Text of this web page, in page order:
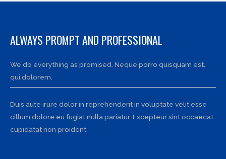
ALWAYS PROMPT AND PROFESSIONAL
We do everything as promised. Neque porro quisquam est,
qui dolorem.
Duis aute irure dolor in reprehenderit in voluptate velit esse
cillum dolore eu fugiat nulla pariatur. Excepteur sint occaecat
cupidatat non proident.